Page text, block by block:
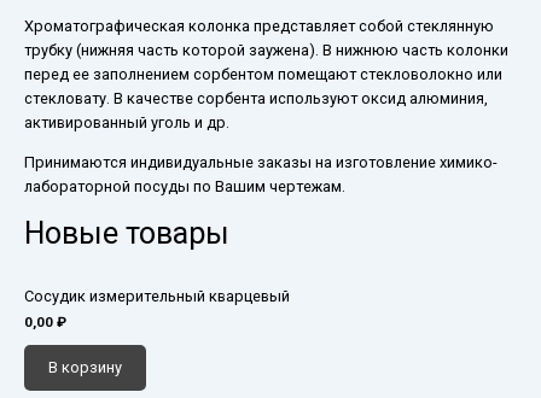
Хроматографическая колонка представляет собой стеклянную
трубку (нижняя часть которой заужена). В нижнюю часть колонки
перед ее заполнением сорбентом помещают стекловолокно или
стекловату. В качестве сорбента используют оксид алюминия,
активированный уголь и др.
Принимаются индивидуальные заказы на изготовление химико-
лабораторной посуды по Вашим чертежам.
Новые товары
Сосудик измерительный кварцевый
0,00 ₽
В корзину